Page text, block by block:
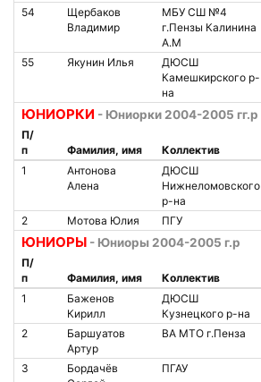
54
Щербаков
Владимир
МБУ СШ №4
г.Пензы Калинина
А.М
55 Якунин Илья
ДЮСШ
Камешкирского р-
на
ЮНИОРКИ - Юниорки 2004-2005 гг.р
П/
п
Фамилия, имя Коллектив
1
Антонова
Алена
ДЮСШ
Нижнеломовского
р-на
2 Мотова Юлия ПГУ
ЮНИОРЫ - Юниоры 2004-2005 г.р
П/
п
Фамилия, имя Коллектив
1
Баженов
Кирилл
ДЮСШ
Кузнецкого р-на
2
Баршуатов
Артур
ВА МТО г.Пенза
3
Бордачёв
ПГАУ